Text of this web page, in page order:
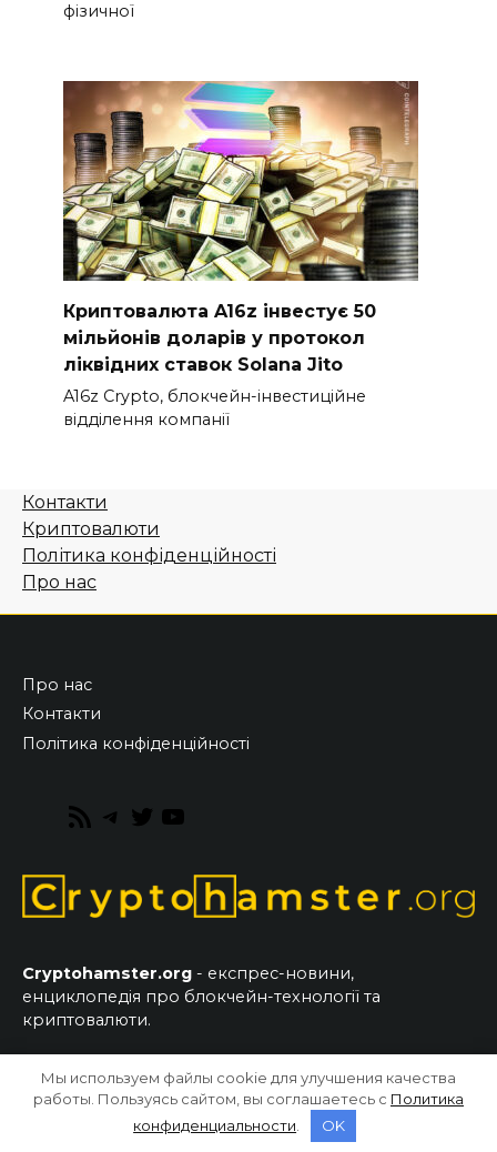
фізичної
Криптовалюта A16z інвестує 50
мільйонів доларів у протокол
ліквідних ставок Solana Jito
A16z Crypto, блокчейн-інвестиційне
відділення компанії
Контакти
Криптовалюти
Політика конфіденційності
Про нас
Про нас
Контакти
Політика конфіденційності
RSS
Telegram
Twitter
Cryptohamster.org - експрес-новини,
енциклопедія про блокчейн-технології та
криптовалюти.
© 2026 CryptoHamster.org
Мы используем файлы cookie для улучшения качества
работы. Пользуясь сайтом, вы соглашаетесь с Политика
конфиденциальности
OK